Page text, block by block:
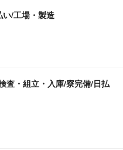
/工場・製造
査・組立・入庫/寮完備/日払